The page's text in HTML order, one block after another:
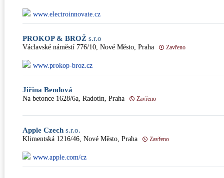
www.electroinnovate.cz
PROKOP & BROŽ s.r.o
Václavské náměstí 776/10, Nové Město, Praha Zavřeno
www.prokop-broz.cz
Jiřina Bendová
Na betonce 1628/6a, Radotín, Praha Zavřeno
Apple Czech s.r.o.
Klimentská 1216/46, Nové Město, Praha Zavřeno
www.apple.com/cz